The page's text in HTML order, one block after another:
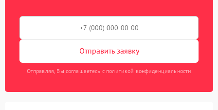
Отправить заявку
Отправляя, Вы соглашаетесь с политикой конфиденциальности